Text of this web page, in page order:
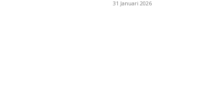
31 Januari 2026